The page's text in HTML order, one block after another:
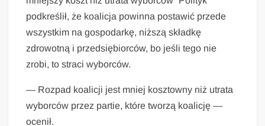
podkreślił, że koalicja powinna postawić przede
wszystkim na gospodarkę, niższą składkę
zdrowotną i przedsiębiorców, bo jeśli tego nie
zrobi, to straci wyborców.
— Rozpad koalicji jest mniej kosztowny niż utrata
wyborców przez partie, które tworzą koalicję —
ocenił.